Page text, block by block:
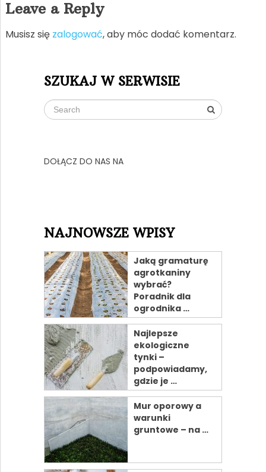
Leave a Reply
Musisz się zalogować, aby móc dodać komentarz.
SZUKAJ W SERWISIE
DOŁĄCZ DO NAS NA
NAJNOWSZE WPISY
Jaką gramaturę
agrotkaniny
wybrać?
Poradnik dla
ogrodnika …
Najlepsze
ekologiczne
tynki –
podpowiadamy,
gdzie je …
Mur oporowy a
warunki
gruntowe – na …